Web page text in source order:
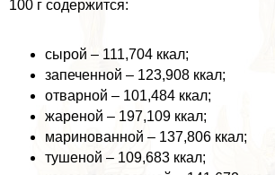
100 г содержится:
сырой – 111,704 ккал;
запеченной – 123,908 ккал;
отварной – 101,484 ккал;
жареной – 197,109 ккал;
маринованной – 137,806 ккал;
тушеной – 109,683 ккал;